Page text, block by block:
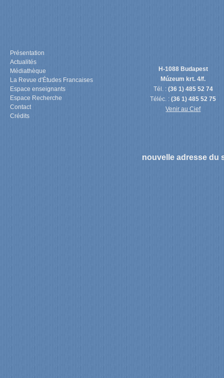
Présentation
Actualités
Médiathèque
La Revue d'Études Francaises
Espace enseignants
Espace Recherche
Contact
Crédits
H-1088 Budapest
Múzeum krt. 4/f.
Tél. : (36 1) 485 52 74
Téléc. :(36 1) 485 52 75
Venir au Cief
nouvelle adresse du